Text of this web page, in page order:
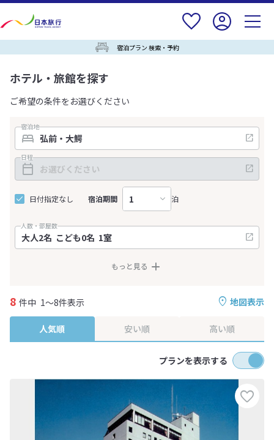
宿泊プラン 検索・予約
ホテル・旅館を探す
ご希望の条件をお選びください
宿泊地
日程
日付指定なし 宿泊期間 泊
人数・部屋数
もっと見る
地図表示
8 件中 1～8件表示
人気順 安い順 高い順
プランを表示する